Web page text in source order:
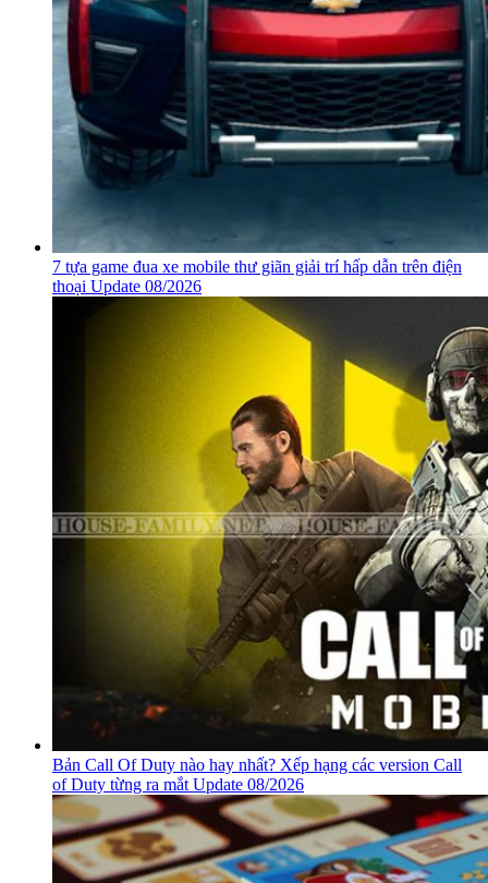
7 tựa game đua xe mobile thư giãn giải trí hấp dẫn trên điện
thoại Update 08/2026
Bản Call Of Duty nào hay nhất? Xếp hạng các version Call
of Duty từng ra mắt Update 08/2026